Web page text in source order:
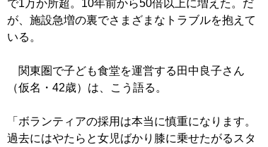
で1万か所超。10年前から50倍以上に増えた。だ
が、施設急増の裏でさまざまなトラブルを抱えて
いる。
関東圏で子ども食堂を運営する田中良子さん
（仮名・42歳）は、こう語る。
「ボランティアの採用は本当に慎重になります。
過去にはやたらと女児ばかり膝に乗せたがるスタ